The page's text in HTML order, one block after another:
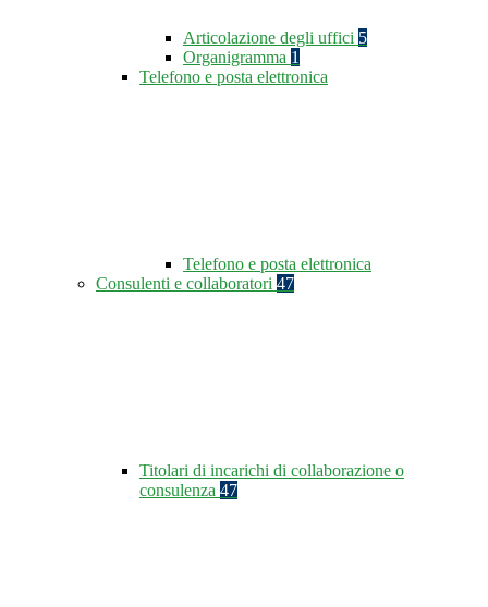
Articolazione degli uffici 5
Organigramma 1
Telefono e posta elettronica
Telefono e posta elettronica
Consulenti e collaboratori 47
Titolari di incarichi di collaborazione o
consulenza 47